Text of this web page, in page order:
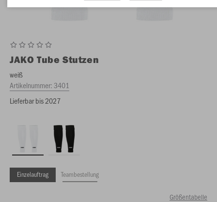
JAKO Tube Stutzen
weiß
Artikelnummer:3401
Lieferbar bis 2027
Einzelauftrag Teambestellung
Größentabelle